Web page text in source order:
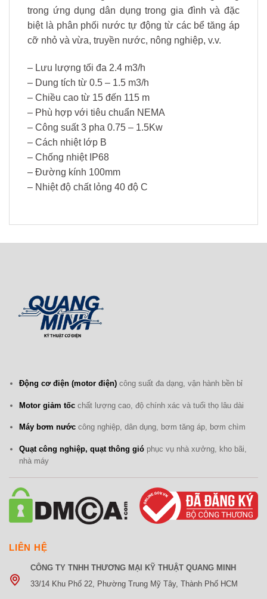
trong ứng dụng dân dụng trong gia đình và đặc
biệt là phân phối nước tự động từ các bể tăng áp
cỡ nhỏ và vừa, truyền nước, nông nghiệp, v.v.
– Lưu lượng tối đa 2.4 m3/h
– Dung tích từ 0.5 – 1.5 m3/h
– Chiều cao từ 15 đến 115 m
– Phù hợp với tiêu chuẩn NEMA
– Công suất 3 pha 0.75 – 1.5Kw
– Cách nhiệt lớp B
– Chống nhiệt IP68
– Đường kính 100mm
– Nhiệt độ chất lỏng 40 độ C
Động cơ điện (motor điện)công suất đa dạng, vận hành bền bỉ
Motor giảm tốcchất lượng cao, độ chính xác và tuổi thọ lâu dài
Máy bơm nướccông nghiệp, dân dụng, bơm tăng áp, bơm chìm
Quạt công nghiệp, quạt thông gióphục vụ nhà xưởng, kho bãi,
nhà máy
LIÊN HỆ
CÔNG TY TNHH THƯƠNG MẠI KỸ THUẬT QUANG MINH
33/14 Khu Phố 22, Phường Trung Mỹ Tây, Thành Phố HCM